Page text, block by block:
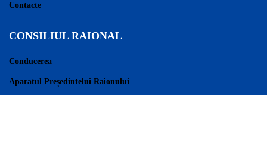
Contacte
CONSILIUL RAIONAL
Conducerea
Aparatul Președintelui Raionului